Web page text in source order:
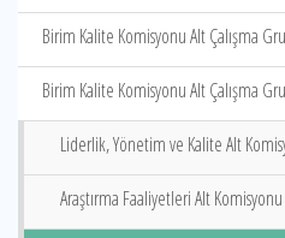
Birim Kalite Komisyonu Alt Çalışma
Birim Kalite Komisyonu Alt Çalışma
Liderlik, Yönetim ve Kalite Alt
Araştırma Faaliyetleri Alt